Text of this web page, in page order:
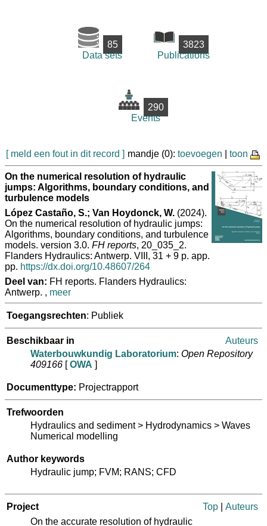
85
Data sets
3823
Publications
290
Events
[ meld een fout in dit record ] mandje (0): toevoegen toon
On the numerical resolution of hydraulic
jumps: Algorithms, boundary conditions, and
turbulence models
López Castaño, S.; Van Hoydonck, W. (2024).
On the numerical resolution of hydraulic jumps:
Algorithms, boundary conditions, and turbulence
models. version 3.0. FH reports, 20_035_2.
Flanders Hydraulics: Antwerp. VIII, 31 + 9 p. app.
pp. https://dx.doi.org/10.48607/264
Deel van: FH reports. Flanders Hydraulics:
Antwerp. , meer
Toegangsrechten: Publiek
Beschikbaar in
Auteurs
Waterbouwkundig Laboratorium: Open Repository
409166 [OWA ]
Documenttype: Projectrapport
Trefwoorden
Hydraulics and sediment > Hydrodynamics > Waves
Numerical modelling
Author keywords
Hydraulic jump; FVM; RANS; CFD
Project Top
Auteurs
On the accurate resolution of hydraulic